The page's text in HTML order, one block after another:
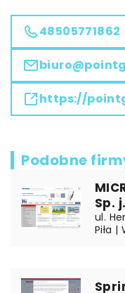
48505771862
https://
Podobne
Sp. j.
ul.
Piła |